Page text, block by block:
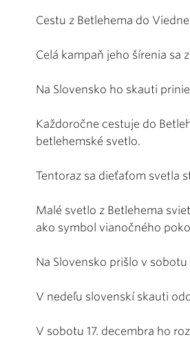
Cestu z Betlehema do
Celá kampaň jeho šírenia sa
Na Slovensko ho skauti
Každoročne cestuje do
betlehemské svetlo.
Tentoraz sa dieťaťom svetla
Malé svetlo z Betlehema
ako symbol vianočného
Na Slovensko prišlo v
V nedeľu slovenskí skauti
V sobotu 17. decembra ho